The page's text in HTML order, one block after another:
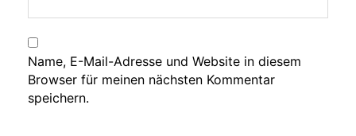
Name, E-Mail-Adresse und Website in diesem
Browser für meinen nächsten Kommentar
speichern.